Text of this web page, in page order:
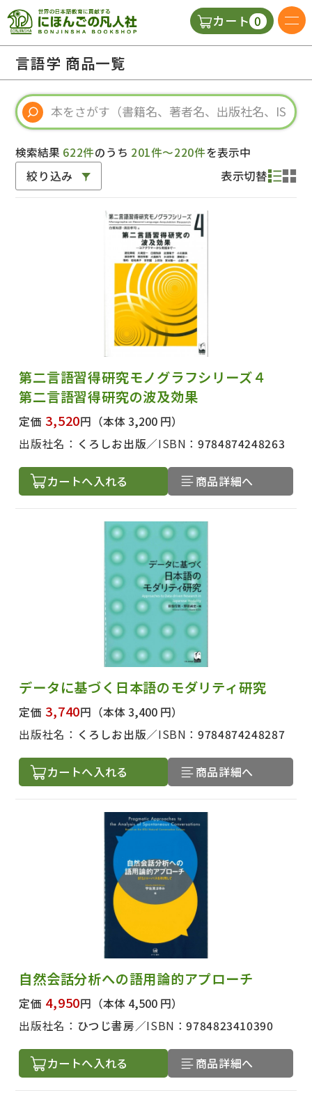
カート 0
視聴覚・補助教材
教師用参考書
言語学 商品一覧
検索結果 622件のうち 201件～220件を表示中
絞り込み 表示切替
第二言語習得研究モノグラフシリーズ４
第二言語習得研究の波及効果
定価 3,520円 （本体 3,200 円）
出版社名： くろしお出版 ISBN：9784874248263
カートへ入れる 商品詳細へ
データに基づく日本語のモダリティ研究
定価 3,740円 （本体 3,400 円）
出版社名： くろしお出版 ISBN：9784874248287
カートへ入れる 商品詳細へ
自然会話分析への語用論的アプローチ
定価 4,950円 （本体 4,500 円）
出版社名： ひつじ書房 ISBN：9784823410390
カートへ入れる 商品詳細へ